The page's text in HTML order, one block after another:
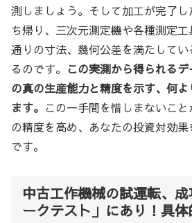
測しましょう。そして加工が完了
ち帰り、三次元測定機や各種測定
通りの寸法、幾何公差を満たして
るのです。 この実測から得られる
の真の生産能力と精度を示す、何
ます。 この一手間を惜しまないこ
の精度を高め、あなたの投資対効
です。
中古工作機械の試運転、
ークテスト」にあり！具